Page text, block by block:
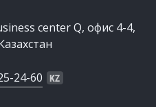
center Q, офис 4-4,
24-60